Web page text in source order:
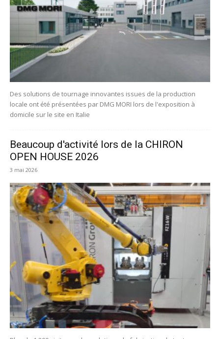
Des solutions de tournage innovantes issues de la production
locale ont été présentées par DMG MORI lors de l'exposition à
domicile sur le site en Italie
Beaucoup d'activité lors de la CHIRON
OPEN HOUSE 2026
3 mai 2026